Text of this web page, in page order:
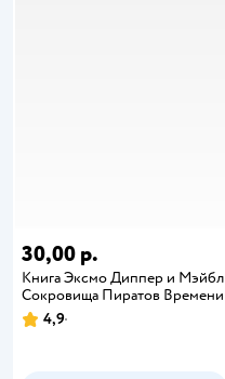
30,00 р.
Книга Эксмо Диппер и Мэйбл
Сокровища Пиратов Времени
4,9